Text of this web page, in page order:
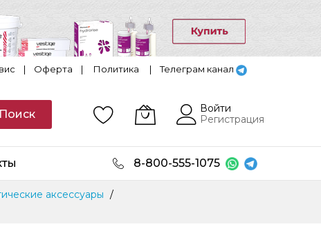
| Оферта | Политика |Телеграм канал
Поиск
Войти
Регистрация
8-800-555-1075
аксессуары